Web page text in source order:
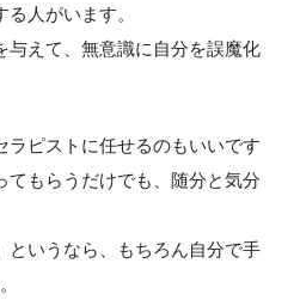
人がいます。
与えて、無意識に自分を誤魔化
ラピストに任せるのもいいです
てもらうだけでも、随分と気分
というなら、もちろん自分で手